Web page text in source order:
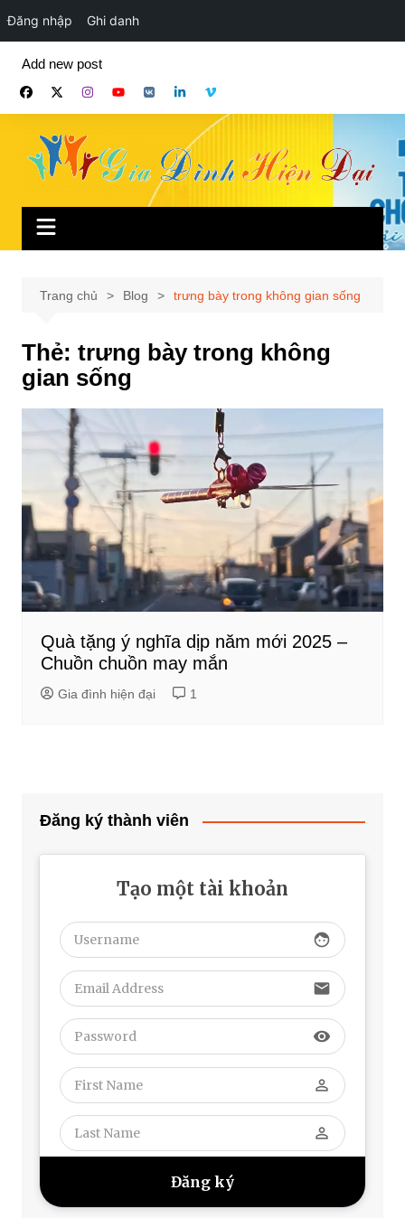
Đăng nhập Ghi danh
phần
Add new post
Trang chủ Blog trưng bày trong không gian sống
Thẻ: trưng bày trong không
gian sống
Quà tặng ý nghĩa dịp năm mới 2025 –
Chuồn chuồn may mắn
Gia đình hiện đại 1
Đăng ký thành viên
Tạo một tài khoản
face
email
visibility
perm_identity
perm_identity